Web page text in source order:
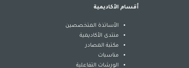
أقسام الأكاديمية
الأساتذة المتخصصين
منتدى الأكاديمية
مكتبة المصادر
مناسبات
الورشات التفاعلية